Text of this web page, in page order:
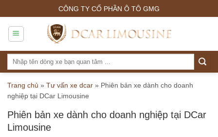
to
content
CÔNG TY CỔ PHẦN Ô TÔ GMG
Tìm
kiếm:
Trang chủ » Tư vấn xe dcar » Phiên bản xe dành cho doanh
nghiệp tại DCar Limousine
Phiên bản xe dành cho doanh nghiệp tại DCar
Limousine